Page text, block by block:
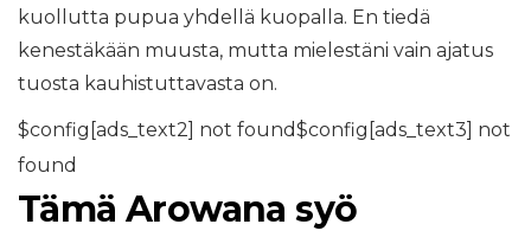
kuollutta pupua yhdellä kuopalla. En tiedä
kenestäkään muusta, mutta mielestäni vain ajatus
tuosta kauhistuttavasta on.
$config[ads_text2] not found$config[ads_text3] not
found
Tämä Arowana syö